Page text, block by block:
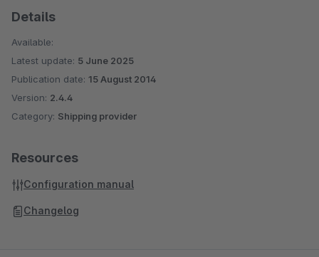
Details
Available:
Latest update: 5 June 2025
Publication date: 15 August 2014
Version: 2.4.4
Category: Shipping provider
Resources
Configuration manual
Changelog